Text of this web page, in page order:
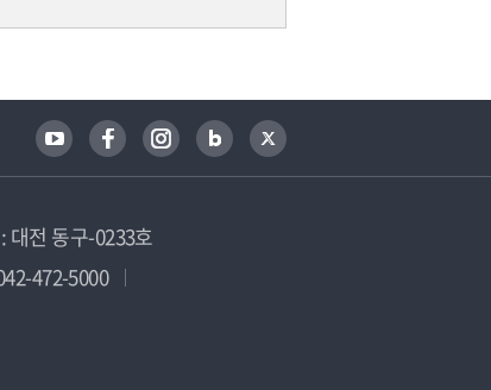
대전 동구-0233호
472-5000